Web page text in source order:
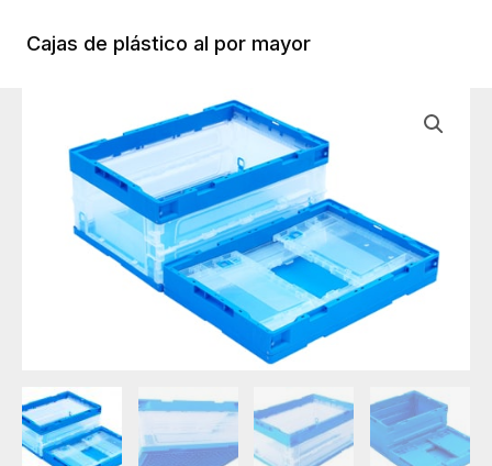
contenido
Cajas de plástico al por mayor